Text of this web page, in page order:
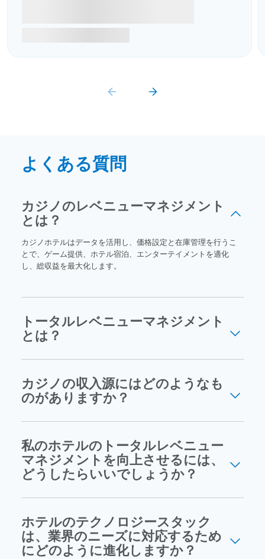
よくある質問
カジノのレベニューマネジメント
とは？
カジノホテルはデータを活用し、価格設定と在庫管理を行うこ
とで、ゲーム提供、ホテル宿泊、エンターテイメントを適化
し、総収益を最大化します。
トータルレベニューマネジメント
とは？
カジノの収入源にはどのようなも
のがありますか？
私のホテルのトータルレベニュー
マネジメントを向上させるには、
どうしたらいいでしょうか？
ホテルのテクノロジースタック
は、業界のニーズに対応するため
にどのように進化しますか？